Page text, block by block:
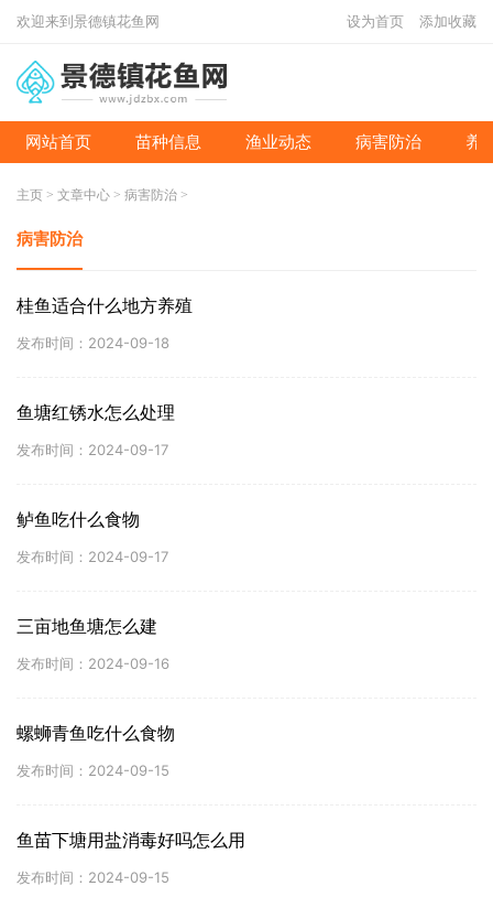
欢迎来到景德镇花鱼网 设为首页 添加收藏
网站首页 苗种信息 渔业动态 病害防治 养
主页 > 文章中心 > 病害防治 >
病害防治
桂鱼适合什么地方养殖
发布时间：2024-09-18
鱼塘红锈水怎么处理
发布时间：2024-09-17
鲈鱼吃什么食物
发布时间：2024-09-17
三亩地鱼塘怎么建
发布时间：2024-09-16
螺蛳青鱼吃什么食物
发布时间：2024-09-15
鱼苗下塘用盐消毒好吗怎么用
发布时间：2024-09-15